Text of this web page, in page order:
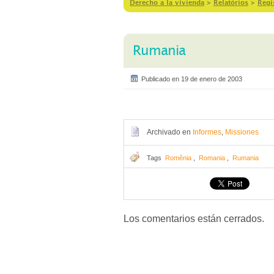
Derecho a la vivienda > Relatórios >
Rumania
Publicado en 19 de enero de 2003
Archivado en Informes, Missiones
Tags Romênia Romania Rumania
Los comentarios están cerrados.